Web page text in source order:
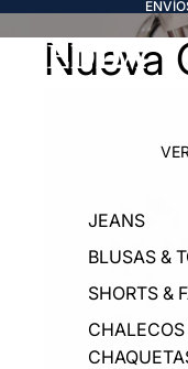
FREDDA
JEANS
BLUSAS &
SHORTS &
CHALECOS
Nueva